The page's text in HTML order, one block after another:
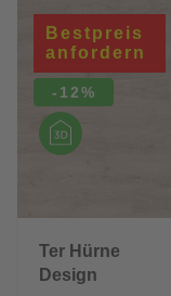
Bestpreis
anfordern
-12%
Ter Hürne
Design